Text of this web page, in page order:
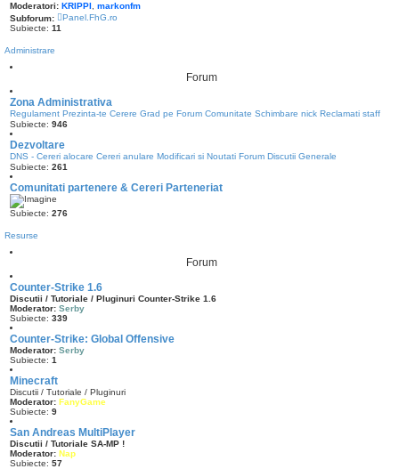
@ BuZzZ « Sâm 8:38 am »
Sall
@ CORNEL
@ CORNEL
@ Chirila « Joi 11:24 am »
DNS
@ s500Pink « Mar 11:02 pm »
salutare
Sall
Moderatori: KRIPPI markonfm
Subforum:
Panel.FhG.ro
Subiecte: 11
Administrare
Forum
Zona Administrativa
Regulament Prezinta-te Cerere Grad pe Forum Comunitate Schimbare nick Reclamati staff
Subiecte: 946
Dezvoltare
DNS - Cereri alocare Cereri anulare Modificari si Noutati Forum Discutii Generale
Subiecte: 261
Comunitati partenere & Cereri Parteneriat
Subiecte: 276
Resurse
Forum
Counter-Strike 1.6
Discutii / Tutoriale / Pluginuri Counter-Strike 1.6
Moderator: Serby
Subiecte: 339
Counter-Strike: Global Offensive
Moderator: Serby
Subiecte: 1
Minecraft
Discutii / Tutoriale / Pluginuri
Moderator: FanyGame
Subiecte: 9
San Andreas MultiPlayer
Discutii / Tutoriale SA-MP !
Moderator: Nap
Subiecte: 57